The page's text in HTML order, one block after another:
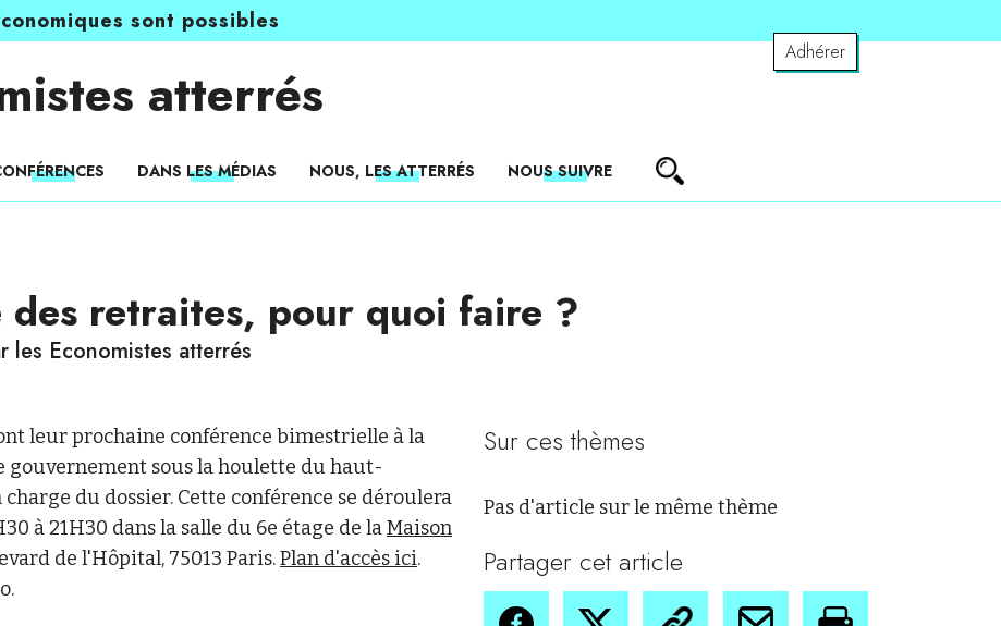
sont possibles
Adhérer
atterrés
DANS LES MÉDIAS NOUS, LES ATTERRÉS NOUS SUIVRE
des retraites, pour quoi faire ?
les Economistes atterrés
leur prochaine conférence bimestrielle à la
gouvernement sous la houlette du haut-
du dossier. Cette conférence se déroulera
à 21H30 dans la salle du 6e étage de laMaison
de l'Hôpital, 75013 Paris.Plan d'accès ici.
Sur ces thèmes
Pas d'article sur le même thème
Partager cet article